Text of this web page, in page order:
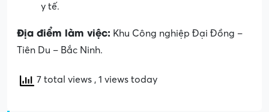
y tế.
Địa điểm làm việc: Khu Công nghiệp Đại Đồng –
Tiên Du – Bắc Ninh.
7 total views , 1 views today